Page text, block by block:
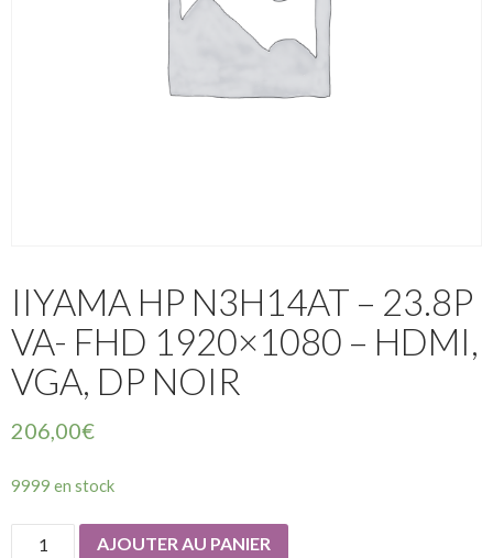
IIYAMA HP N3H14AT – 23.8P
VA- FHD 1920×1080 – HDMI,
VGA, DP NOIR
206,00€
9999 en stock
quantité
AJOUTER AU PANIER